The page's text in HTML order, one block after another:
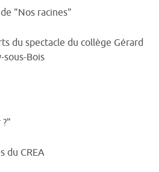
"Nos racines"
du spectacle du collège Gérard
sous-Bois
?"
du CREA